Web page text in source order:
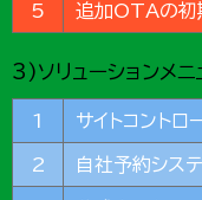
5 追加OTAの
3)ソリューションメニ
1 サイトコント
2 自社予約シス